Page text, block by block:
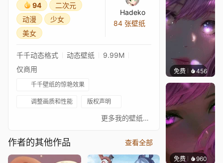
94
二次元
动漫
少女
美女
Hadeko
84 张壁纸
千千动态格式 动态壁纸
9.99M
仅商用
千千壁纸的惊艳效果
调整画质和性能 版权声明
⠀⠀⠀⠀⠀⠀⠀⠀⠀⠀⠀⠀⠀⠀⠀⠀⠀更多我的壁纸合集在这里：https://steamcommunity.com/id/superfrost/myworkshopfiles/如果你喜欢我的壁纸，请在steam工作坊订阅我，这样你就不会错过新的酷壁纸！其他动漫作品：Akame ga Kill! Акамэ Akame ga Kill! Акаме Akame ga Kill! アカメ Akame ga Kill! Demon Murasame
作者的其他作品 查看全部
免费 456辰东
免费 960辰东